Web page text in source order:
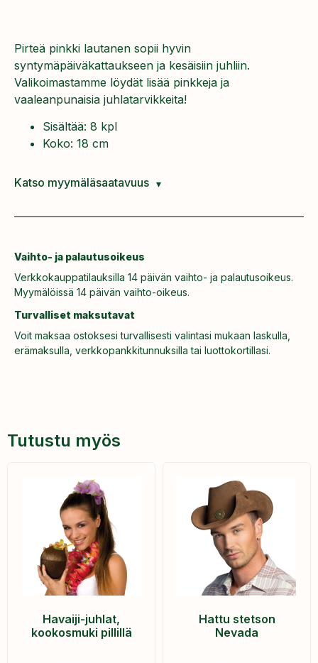
Pirteä pinkki lautanen sopii hyvin
syntymäpäiväkattaukseen ja kesäisiin juhliin.
Valikoimastamme löydät lisää pinkkeja ja
vaaleanpunaisia juhlatarvikkeita!
Sisältää: 8 kpl
Koko: 18 cm
Katso myymäläsaatavuus
Vaihto- ja palautusoikeus
Verkkokauppatilauksilla 14 päivän vaihto- ja palautusoikeus.
Myymälöissä 14 päivän vaihto-oikeus.
Turvalliset maksutavat
Voit maksaa ostoksesi turvallisesti valintasi mukaan laskulla,
erämaksulla, verkkopankkitunnuksilla tai luottokortillasi.
Tutustu myös
Havaiji-juhlat,
kookosmuki pillillä
Hattu stetson
Nevada